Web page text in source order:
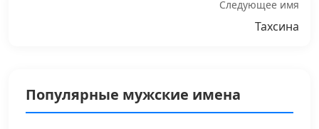
Следующее имя
Тахсина
Популярные мужские имена